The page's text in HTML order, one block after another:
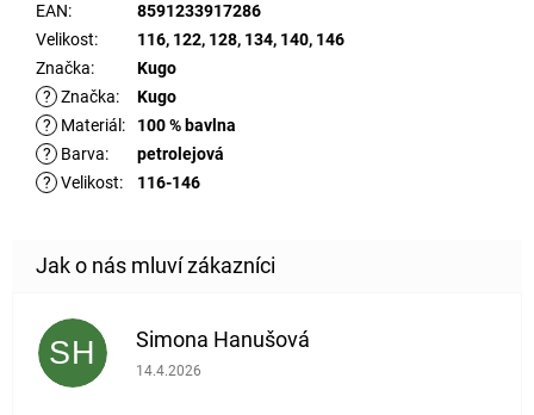
EAN:
8591233917286
Velikost:
116, 122, 128, 134, 140, 146
Značka:
Kugo
? Značka:
Kugo
?
Materiál :
100 % bavlna
?
Barva:
petrolejová
? Velikost: 116-146
SH Simona Hanušová
Hodnocení obchodu je 5 z 5 hvězdiček.
14.4.2026